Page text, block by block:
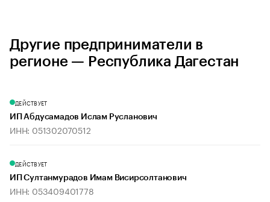
Другие предприниматели в
регионе — Республика Дагестан
ДЕЙСТВУЕТ
ИП Абдусамадов Ислам Русланович
ИНН: 051302070512
ДЕЙСТВУЕТ
ИП Султанмурадов Имам Висирсолтанович
ИНН: 053409401778